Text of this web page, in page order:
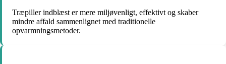
Træpiller indblæst er mere miljøvenligt, effektivt og skaber
mindre affald sammenlignet med traditionelle
opvarmningsmetoder.